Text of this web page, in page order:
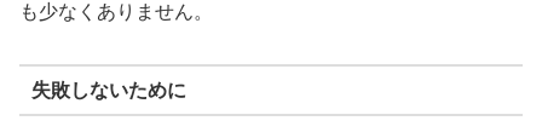
も少なくありません。
失敗しないために